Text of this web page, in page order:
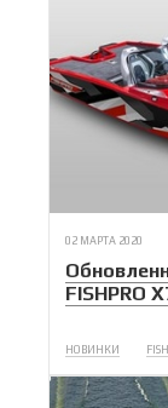
02 МАРТА 2020
FISHPRO
НОВИНКИ